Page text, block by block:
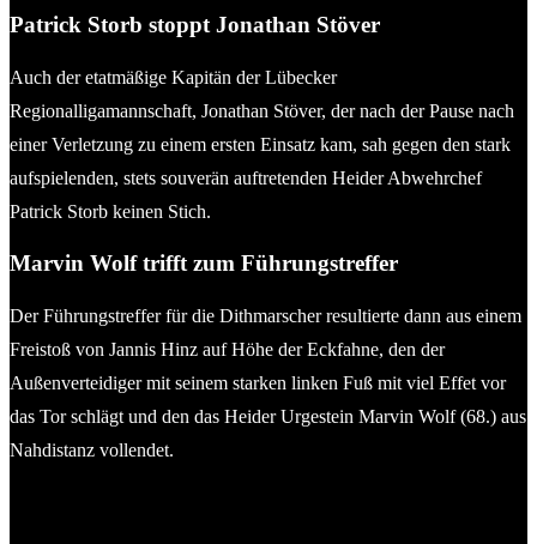
Patrick Storb stoppt Jonathan Stöver
Auch der etatmäßige Kapitän der Lübecker
Regionalligamannschaft, Jonathan Stöver, der nach der Pause nach
einer Verletzung zu einem ersten Einsatz kam, sah gegen den stark
aufspielenden, stets souverän auftretenden Heider Abwehrchef
Patrick Storb keinen Stich.
Marvin Wolf trifft zum Führungstreffer
Der Führungstreffer für die Dithmarscher resultierte dann aus einem
Freistoß von Jannis Hinz auf Höhe der Eckfahne, den der
Außenverteidiger mit seinem starken linken Fuß mit viel Effet vor
das Tor schlägt und den das Heider Urgestein Marvin Wolf (68.) aus
Nahdistanz vollendet.